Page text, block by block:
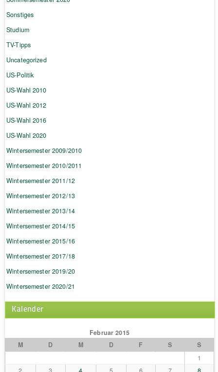
Sonstiges
Studium
TV-Tipps
Uncategorized
US-Politik
US-Wahl 2010
US-Wahl 2012
US-Wahl 2016
US-Wahl 2020
Wintersemester 2009/2010
Wintersemester 2010/2011
Wintersemester 2011/12
Wintersemester 2012/13
Wintersemester 2013/14
Wintersemester 2014/15
Wintersemester 2015/16
Wintersemester 2017/18
Wintersemester 2019/20
Wintersemester 2020/21
Kalender
Februar 2015
M
D M D F S
S
1